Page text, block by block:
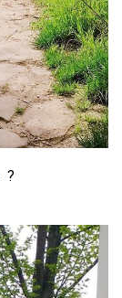
?